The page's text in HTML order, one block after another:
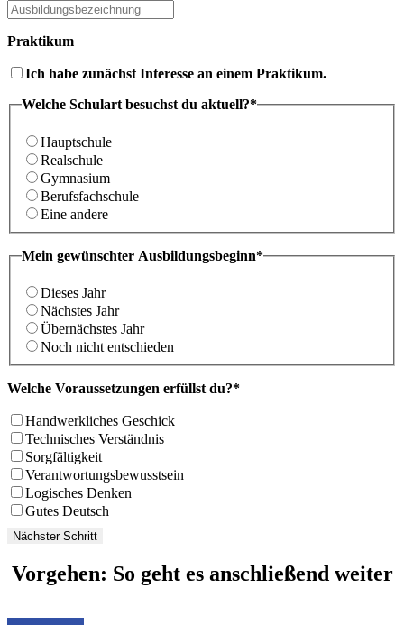
Praktikum
Ich habe zunächst Interesse an einem Praktikum.
Welche Schulart besuchst du aktuell?*
Hauptschule
Realschule
Gymnasium
Berufsfachschule
Eine andere
Mein gewünschter Ausbildungsbeginn*
Dieses Jahr
Nächstes Jahr
Übernächstes Jahr
Noch nicht entschieden
Welche Voraussetzungen erfüllst du?*
Handwerkliches Geschick
Technisches Verständnis
Sorgfältigkeit
Verantwortungsbewusstsein
Logisches Denken
Gutes Deutsch
Nächster Schritt
Vorgehen: So geht es anschließend weiter